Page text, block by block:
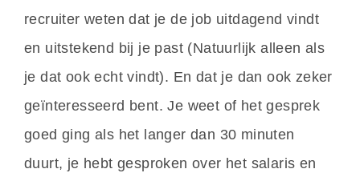
recruiter weten dat je de job uitdagend vindt
en uitstekend bij je past (Natuurlijk alleen als
je dat ook echt vindt). En dat je dan ook zeker
geïnteresseerd bent. Je weet of het gesprek
goed ging als het langer dan 30 minuten
duurt, je hebt gesproken over het salaris en